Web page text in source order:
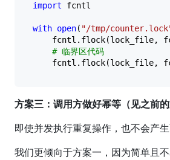
import fcntl
with open( "/tmp/
fcntl.flock(lock_file,
# 临界区代码
方案三：调用方做好幂等（见之前的
即使并发执行重复操作，也不会产生
我们更倾向于方案一，因为简单且不